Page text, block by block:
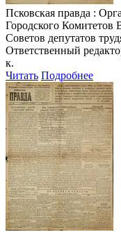
Псковская правда :
Городского Комитетов
Советов депутатов
Ответственный
к.
Читать Подробнее